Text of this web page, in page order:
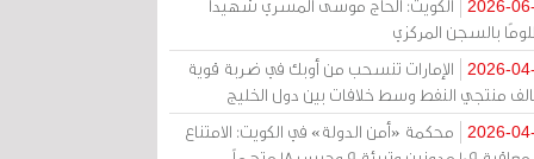
2026-
الكويت: الحاج موسى المسري شهيداً
بالسجن المركزي
2026-
الإمارات تنسحب من أوبك في ضربة قوية
منتجي النفط وسط خلافات بين دول الخليج
2026-
محكمة «أمن الدولة» في الكويت: الامتناع